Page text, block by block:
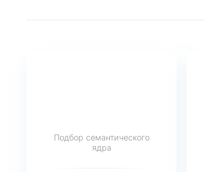
Подбор семантического
ядра